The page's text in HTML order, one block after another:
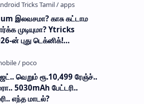
இலவசமா? காசு கட்டாம
முடியுமா? Ytricks
ன் புது டெக்னிக்!
வெறும் ரூ.10,499 ரேஞ்ச்..
5030mAh பேட்டரி..
எந்த மாடல்?